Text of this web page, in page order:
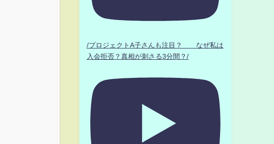
/プロジェクトA子さんも注目？ なぜ私は
入会拒否？真相が刺さる3分間？/